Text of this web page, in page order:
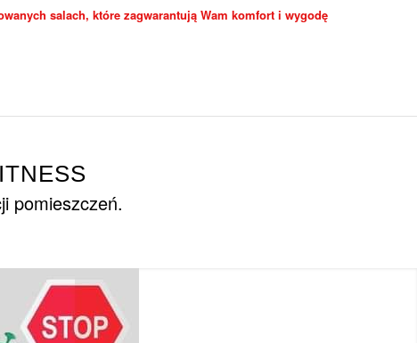
salach, które zagwarantują Wam komfort i wygodę
pomieszczeń.